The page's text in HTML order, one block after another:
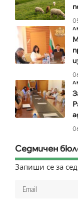
Седмичен
Запиши се за